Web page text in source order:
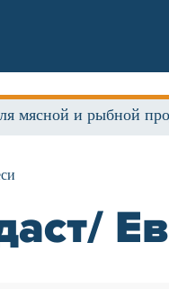
мясной и рыбной